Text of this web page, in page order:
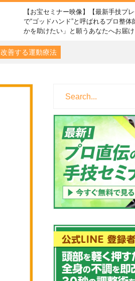
【お宝セミナー映像】【最新手技プ
で“ゴッドハンド”と呼ばれるプロ整
かを助けたい」と願うあなたへお届け
善する運動療法